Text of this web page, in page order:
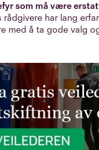
som må være
rådgivere har lang
med å ta gode valg